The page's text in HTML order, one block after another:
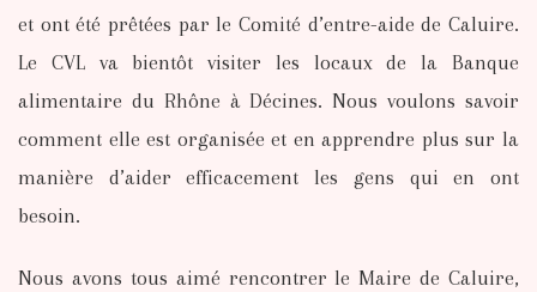
et ont été prêtées par le Comité d’entre-aide de Caluire.
Le CVL va bientôt visiter les locaux de la Banque
alimentaire du Rhône à Décines. Nous voulons savoir
comment elle est organisée et en apprendre plus sur la
manière d’aider efficacement les gens qui en ont
besoin.
Nous avons tous aimé rencontrer le Maire de Caluire,